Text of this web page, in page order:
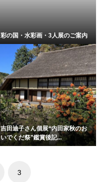
彩の国・水彩画・3人展のご案内
吉田迪子さん個展“内田家秋のお
いでくだ祭”鑑賞後記...
3